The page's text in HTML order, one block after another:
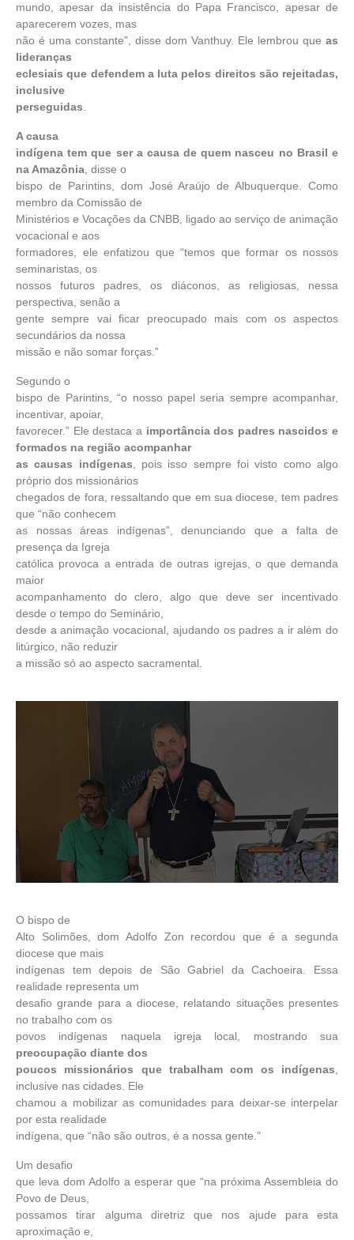
mundo, apesar da insistência do Papa Francisco, apesar de
aparecerem vozes, mas
não é uma constante”, disse dom Vanthuy. Ele lembrou que as
lideranças
eclesiais que defendem a luta pelos direitos são rejeitadas,
inclusive
perseguidas
A causa
indígena tem que ser a causa de quem nasceu no Brasil e
na Amazônia , disse o
bispo de Parintins, dom José Araújo de Albuquerque. Como
membro da Comissão de
Ministérios e Vocações da CNBB, ligado ao serviço de animação
vocacional e aos
formadores, ele enfatizou que “temos que formar os nossos
seminaristas, os
nossos futuros padres, os diáconos, as religiosas, nessa
perspectiva, senão a
gente sempre vai ficar preocupado mais com os aspectos
secundários da nossa
missão e não somar forças.”
Segundo o
bispo de Parintins, “o nosso papel seria sempre acompanhar,
incentivar, apoiar,
favorecer.” Ele destaca a importância dos padres nascidos e
formados na região acompanhar
as causas indígenas , pois isso sempre foi visto como algo
próprio dos missionários
chegados de fora, ressaltando que em sua diocese, tem padres
que “não conhecem
as nossas áreas indígenas”, denunciando que a falta de
presença da Igreja
católica provoca a entrada de outras igrejas, o que demanda
maior
acompanhamento do clero, algo que deve ser incentivado
desde o tempo do Seminário,
desde a animação vocacional, ajudando os padres a ir além do
litúrgico, não reduzir
a missão só ao aspecto sacramental.
O bispo de
Alto Solimões, dom Adolfo Zon recordou que é a segunda
diocese que mais
indígenas tem depois de São Gabriel da Cachoeira. Essa
realidade representa um
desafio grande para a diocese, relatando situações presentes
no trabalho com os
povos indígenas naquela igreja local, mostrando sua
preocupação diante dos
poucos missionários que trabalham com os indígenas
inclusive nas cidades. Ele
chamou a mobilizar as comunidades para deixar-se interpelar
por esta realidade
indígena, que “não são outros, é a nossa gente.”
Um desafio
que leva dom Adolfo a esperar que “na próxima Assembleia do
Povo de Deus,
possamos tirar alguma diretriz que nos ajude para esta
aproximação e,